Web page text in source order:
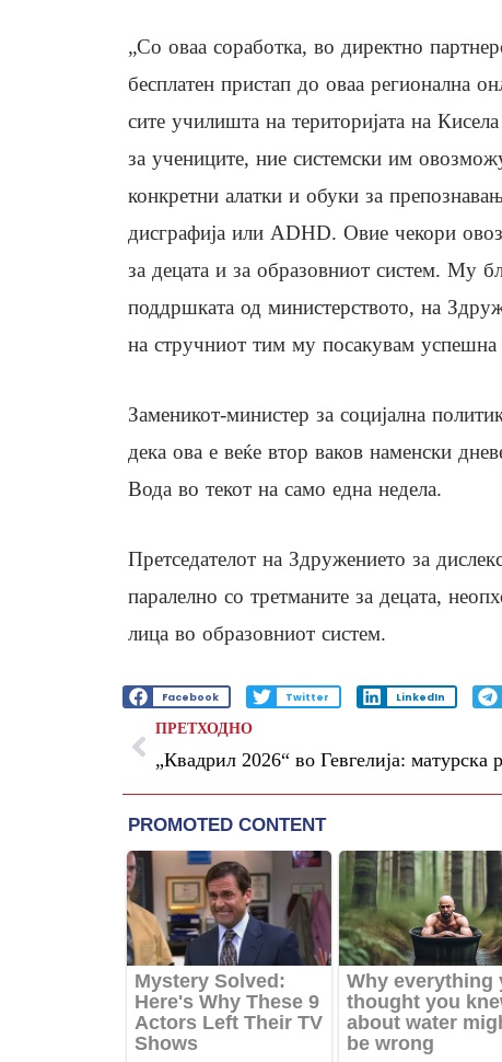
„Со оваа соработка, во директно
бесплатен пристап до оваа регионална
сите училишта на територијата на
за учениците, ние системски им
конкретни алатки и обуки за
дисграфија или ADHD. Овие чекори
за децата и за образовниот систем. Му
поддршката од министерството, на
на стручниот тим му посакувам успешна
Заменикот-министер за социјална
дека ова е веќе втор ваков наменски
Вода во текот на само една недела.
Претседателот на Здружението за
паралелно со третманите за децата,
лица во образовниот систем.
Facebook Twitter LinkedIn
ПРЕТХОДНО